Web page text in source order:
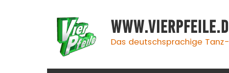
Das deutschsprachige